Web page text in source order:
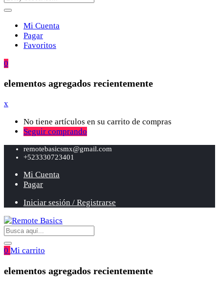
Mi Cuenta
Pagar
Favoritos
0
elementos agregados recientemente
x
No tiene artículos en su carrito de compras
Seguir comprando
remotebasicsmx@gmail.com
+523330723401
Mi Cuenta
Pagar
Iniciar sesión / Registrarse
0 Mi carrito
elementos agregados recientemente